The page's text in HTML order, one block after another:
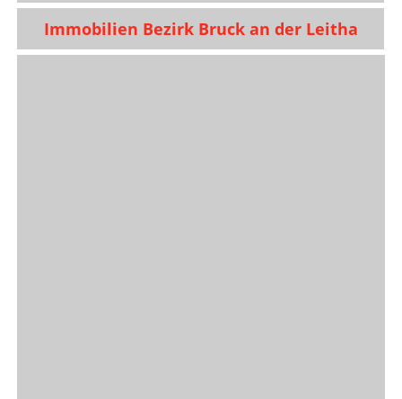
Immobilien Bezirk Bruck an der Leitha